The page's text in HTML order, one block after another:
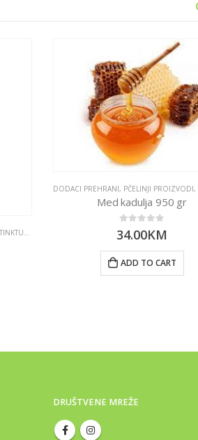
TINKTURE I EKSTRAKTI
DODACI PREHRANI, PČELINJI PROIZVODI,
Med kadulja 950 gr
0 out of 5
34.00KM
ADD TO CART
DRUŠTVENE MREŽE